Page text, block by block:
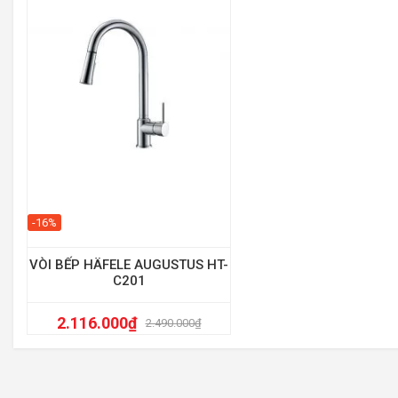
-16%
VÒI BẾP HÄFELE AUGUSTUS HT-
C201
2.490.000₫
2.116.000₫